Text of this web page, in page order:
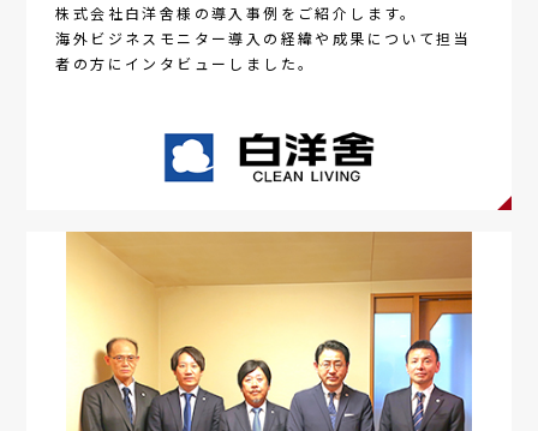
株式会社白洋舍様の導入事例をご紹介します。
海外ビジネスモニター導入の経緯や成果について担当
者の方にインタビューしました。